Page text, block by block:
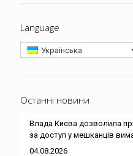
Language
Українська
Останні новини
Влада Києва дозволила
за доступ у мешканців
04.08.2026